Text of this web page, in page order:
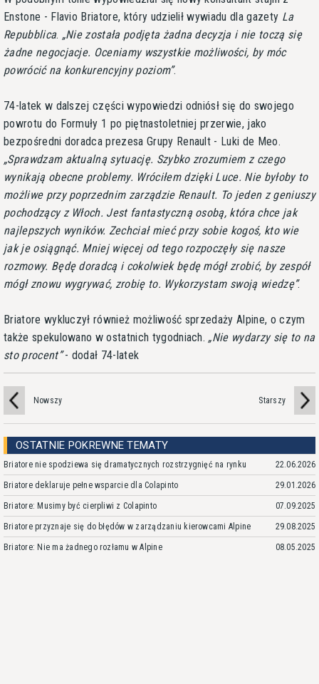
Enstone - Flavio Briatore, który udzielił wywiadu dla gazety La
Repubblica.
Nie została podjęta żadna decyzja i nie toczą się
żadne negocjacje. Oceniamy wszystkie możliwości, by móc
powrócić na konkurencyjny poziom .
74-latek w dalszej części wypowiedzi odniósł się do swojego
powrotu do Formuły 1 po piętnastoletniej przerwie, jako
bezpośredni doradca prezesa Grupy Renault - Luki de Meo.
Sprawdzam aktualną sytuację. Szybko zrozumiem z czego
wynikają obecne problemy. Wróciłem dzięki Luce. Nie byłoby to
możliwe przy poprzednim zarządzie Renault. To jeden z geniuszy
pochodzący z Włoch. Jest fantastyczną osobą, która chce jak
najlepszych wyników. Zechciał mieć przy sobie kogoś, kto wie
jak je osiągnąć. Mniej więcej od tego rozpoczęły się nasze
rozmowy. Będę doradcą i cokolwiek będę mógł zrobić, by zespół
mógł znowu wygrywać, zrobię to. Wykorzystam swoją wiedzę .
Briatore wykluczył również możliwość sprzedaży Alpine, o czym
także spekulowano w ostatnich tygodniach.
Nie wydarzy się to na
sto procent - dodał 74-latek
Nowszy Starszy
OSTATNIE POKREWNE TEMATY
Briatore nie spodziewa się dramatycznych rozstrzygnięć na rynku 22.06.2026
Briatore deklaruje pełne wsparcie dla Colapinto 29.01.2026
Briatore: Musimy być cierpliwi z Colapinto 07.09.2025
Briatore przyznaje się do błędów w zarządzaniu kierowcami Alpine 29.08.2025
Briatore: Nie ma żadnego rozłamu w Alpine 08.05.2025